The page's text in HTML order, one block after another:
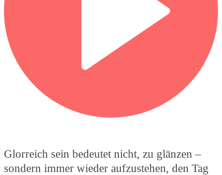
Glorreich sein bedeutet nicht, zu glänzen –
sondern immer wieder aufzustehen, den Tag